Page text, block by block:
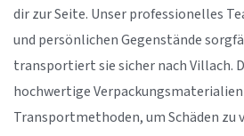
dir zur Seite. Unser professionelles
und persönlichen Gegenstände
transportiert sie sicher nach Villach.
hochwertige Verpackungsmaterialien
Transportmethoden, um Schäden zu